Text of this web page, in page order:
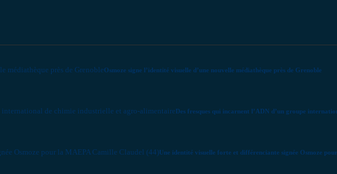
Osmoze signe l’identité visuelle d’une nouvelle médiathèque près de Grenoble
Des fresques qui incarnent l’ADN d’un groupe
Une identité visuelle forte et différenciante signée Osmoze